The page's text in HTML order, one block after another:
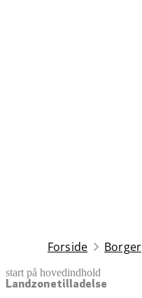
Forside Borger
start på hovedindhold
Landzonetilladelse
senest opdateret 8. april 2026